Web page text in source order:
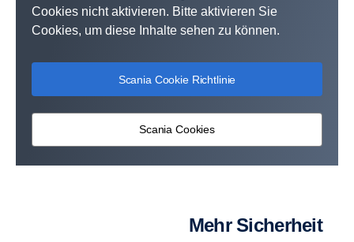
Cookies nicht aktivieren. Bitte aktivieren Sie
Cookies, um diese Inhalte sehen zu können.
Scania Cookie Richtlinie
Scania Cookies
Mehr Sicherheit